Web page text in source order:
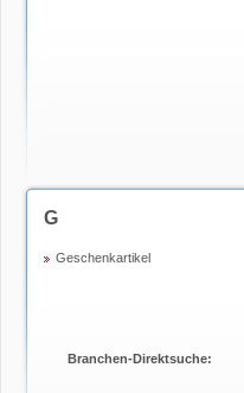
G
Geschenkartikel
Branchen-Direktsuche: